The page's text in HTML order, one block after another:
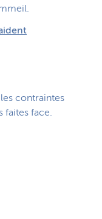
contraintes
faites face.